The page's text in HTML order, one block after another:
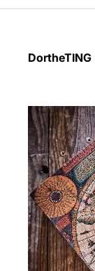
DortheTING